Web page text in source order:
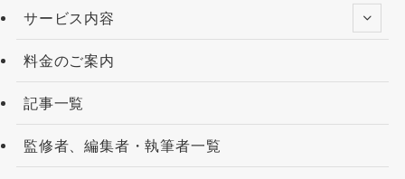
サービス内容
料金のご案内
記事一覧
監修者、編集者・執筆者一覧